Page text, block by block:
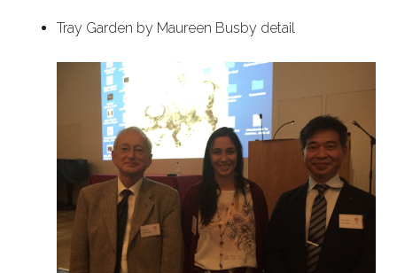
Tray Garden by Maureen Busby detail